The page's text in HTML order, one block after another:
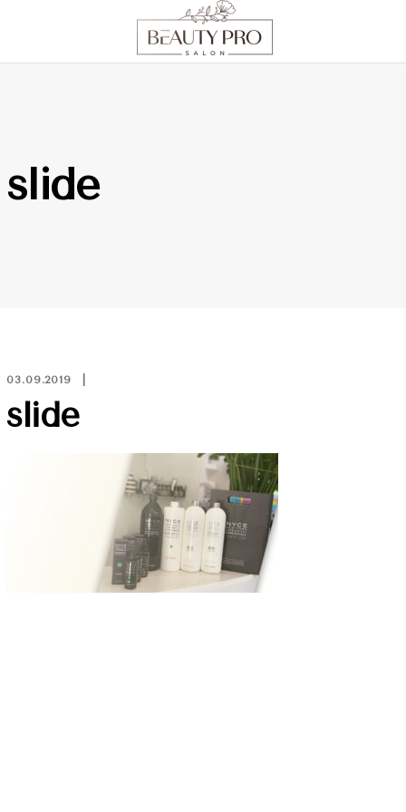
slide
03.09.2019
slide